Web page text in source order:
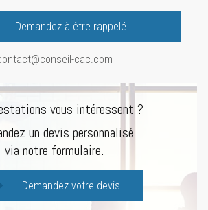
Demandez à être rappelé
cac.com
vous intéressent ?
un devis personnalisé
via notre formulaire.
Demandez votre devis